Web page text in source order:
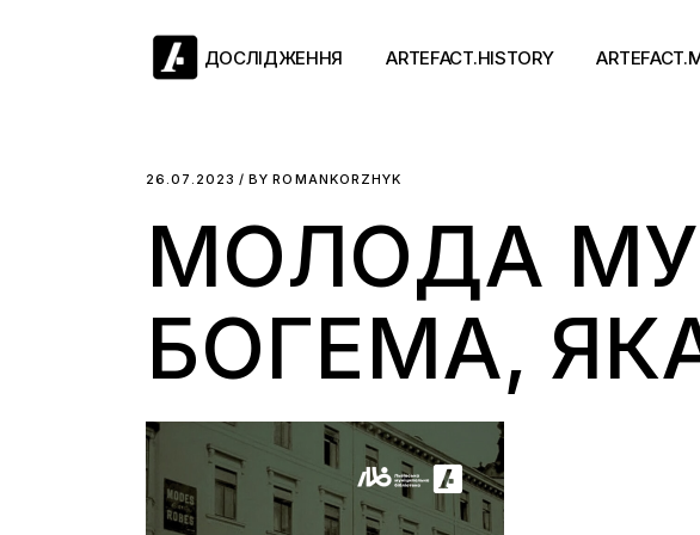
ДОСЛІДЖЕННЯ ARTEFACT.HISTORY
Античний двіж
Ранній модерн
Довге ХІХ століття
Новітні історії
Концерти
26.07.2023 BY ROMANKORZHYK
МОЛОДА
БОГЕМА,